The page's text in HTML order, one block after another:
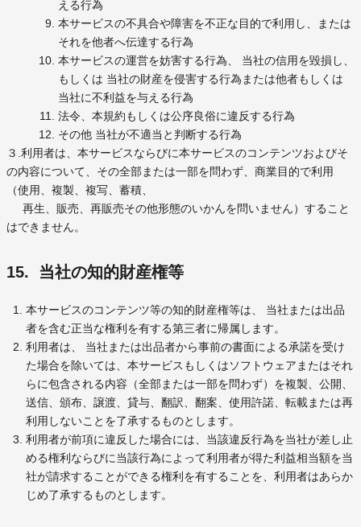
える行為
本サービスの不具合や障害を不正な目的で利用し、または
それを他者へ伝達する行為
本サービスの運営を妨害する行為、 当社の信用を毀損し、
もしくは 当社の財産を侵害する行為または他者もしくは
当社に不利益を与える行為
法令、本規約もしくは公序良俗に違反する行為
その他 当社が不適当と判断する行為
３.利用者は、本サービスならびに本サービスのコンテンツおよびそ
の内容について、その全部または一部を問わず、商業目的で利用
（使用、複製、複写、蓄積、
再生、販売、再販売その他形態のいかんを問いません）すること
はできません。
15. 当社の知的財産権等
本サービスのコンテンツ等の知的財産権等は、 当社または出品
者を含む正当な権利を有する第三者に帰属します。
利用者は、 当社または出品者から事前の書面による承諾を受け
た場合を除いては、本サービスもしくはソフトウェアまたはそれ
らに包含される内容（全部または一部を問わず）を複製、公開、
送信、頒布、譲渡、貸与、翻訳、翻案、使用許諾、転載または再
利用しないことを了承するものとします。
利用者が前項に違反した場合には、当該違反行為を当社が差し止
める権利ならびに当該行為によって利用者が得た利益相当額を当
社が請求することができる権利を有することを、利用者はあらか
じめ了承するものとします。